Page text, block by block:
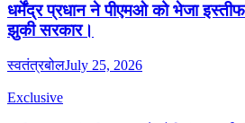
धर्मेंद्र प्रधान ने पीएमओ को भेजा
झुकी सरकार।
स्वतंत्रबोलJuly 25, 2026
Exclusive